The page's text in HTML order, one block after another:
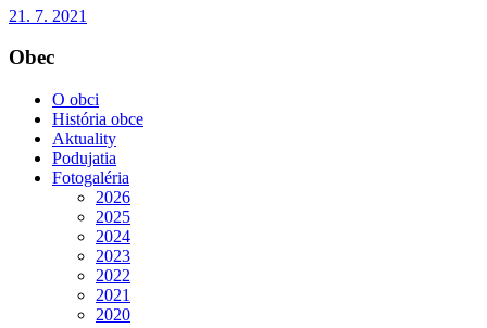
21. 7. 2021
Obec
O obci
História obce
Aktuality
Podujatia
Fotogaléria
2026
2025
2024
2023
2022
2021
2020